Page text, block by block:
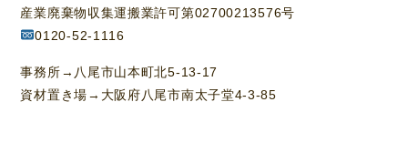
産業廃棄物収集運搬業許可第02700213576号
0120-52-1116
事務所→八尾市山本町北5-13-17
資材置き場→大阪府八尾市南太子堂4-3-85